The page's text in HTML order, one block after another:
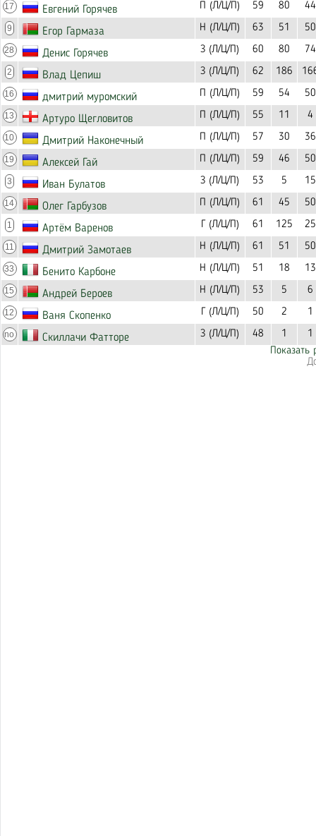
17 Евгений Горячев П (Л/Ц/П) 59 80 44
9 Егор Гармаза Н (Л/Ц/П) 63 51 50
28 Денис Горячев З (Л/Ц/П) 60 80 74
2 Влад Цепиш З (Л/Ц/П) 62 186
16 дмитрий муромский П (Л/Ц/П) 59 54 50
13 Артуро Щегловитов П (Л/Ц/П) 55 11 4
10 Дмитрий Наконечный П (Л/Ц/П) 57 30 36
19 Алексей Гай П (Л/Ц/П) 59 46 50
3 Иван Булатов З (Л/Ц/П) 53 5 15
14 Олег Гарбузов П (Л/Ц/П) 61 45 50
1 Артём Варенов Г (Л/Ц/П) 61 125 25
11 Дмитрий Замотаев Н (Л/Ц/П) 61 51 50
33 Бенито Карбоне Н (Л/Ц/П) 51 18 13
15 Андрей Бероев Н (Л/Ц/П) 53 5 6
12 Ваня Скопенко Г (Л/Ц/П) 50 2 1
no Скиллачи Фатторе З (Л/Ц/П) 48 1
1
Показать